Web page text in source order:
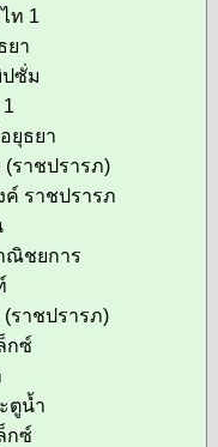
ท 1
ยา
ซั่ม
ยุธยา
(ราชปรารภ)
ราชปรารภ
ณิชยการ
(ราชปรารภ)
กซ์
ตูน้ำ
กซ์